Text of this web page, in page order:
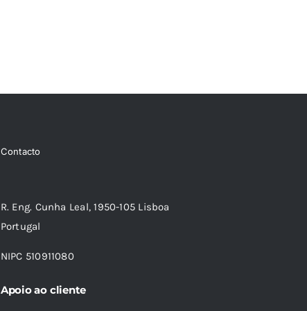
Contacto
R. Eng. Cunha Leal, 1950-105 Lisboa
Portugal
NIPC 510911080
Apoio ao cliente